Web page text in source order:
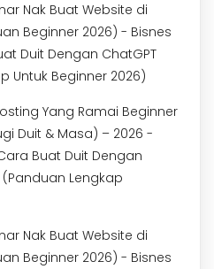
Nak Buat Website di
Beginner 2026) - Bisnes
Duit Dengan ChatGPT
Untuk Beginner 2026)
Yang Ramai Beginner
Duit & Masa) – 2026 -
Buat Duit Dengan
Lengkap
Nak Buat Website di
Beginner 2026) - Bisnes